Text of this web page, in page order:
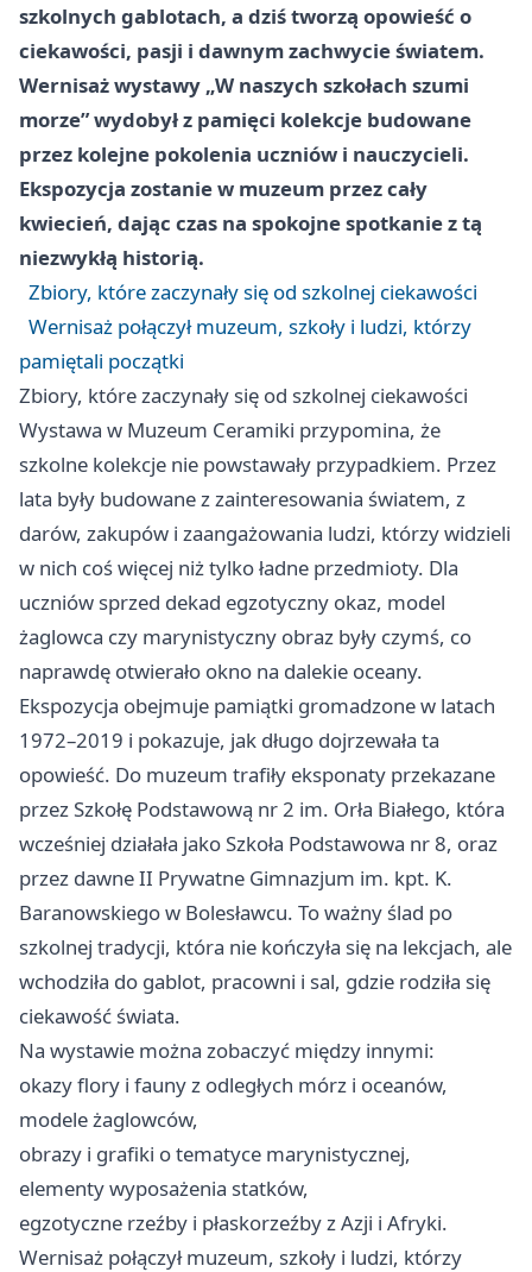
szkolnych gablotach, a dziś tworzą opowieść o
ciekawości, pasji i dawnym zachwycie światem.
Wernisaż wystawy „W naszych szkołach szumi
morze” wydobył z pamięci kolekcje budowane
przez kolejne pokolenia uczniów i nauczycieli.
Ekspozycja zostanie w muzeum przez cały
kwiecień, dając czas na spokojne spotkanie z tą
niezwykłą historią.
Zbiory, które zaczynały się od szkolnej ciekawości
Wernisaż połączył muzeum, szkoły i ludzi, którzy
pamiętali początki
Zbiory, które zaczynały się od szkolnej ciekawości
Wystawa w Muzeum Ceramiki przypomina, że
szkolne kolekcje nie powstawały przypadkiem. Przez
lata były budowane z zainteresowania światem, z
darów, zakupów i zaangażowania ludzi, którzy widzieli
w nich coś więcej niż tylko ładne przedmioty. Dla
uczniów sprzed dekad egzotyczny okaz, model
żaglowca czy marynistyczny obraz były czymś, co
naprawdę otwierało okno na dalekie oceany.
Ekspozycja obejmuje pamiątki gromadzone w latach
1972–2019 i pokazuje, jak długo dojrzewała ta
opowieść. Do muzeum trafiły eksponaty przekazane
przez Szkołę Podstawową nr 2 im. Orła Białego, która
wcześniej działała jako Szkoła Podstawowa nr 8, oraz
przez dawne II Prywatne Gimnazjum im. kpt. K.
Baranowskiego w Bolesławcu. To ważny ślad po
szkolnej tradycji, która nie kończyła się na lekcjach, ale
wchodziła do gablot, pracowni i sal, gdzie rodziła się
ciekawość świata.
Na wystawie można zobaczyć między innymi:
okazy flory i fauny z odległych mórz i oceanów,
modele żaglowców,
obrazy i grafiki o tematyce marynistycznej,
elementy wyposażenia statków,
egzotyczne rzeźby i płaskorzeźby z Azji i Afryki.
Wernisaż połączył muzeum, szkoły i ludzi, którzy